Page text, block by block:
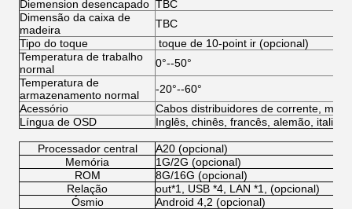
Diemension desencapado TBC
Dimensão da caixa de
madeira
TBC
Tipo do toque
toque de 10-point ir (opcional)
Temperatura de trabalho
normal
0°--50°
Temperatura de
armazenamento normal
-20°--60°
Acessório
Cabos distribuidores de corrente,
Língua de OSD
Inglês, chinês, francês, alemão,
Processador central
A20 (opcional)
Memória
1G/2G (opcional)
ROM
8G/16G (opcional)
Relação
out*1, USB *4, LAN *1, (opcional)
Ósmio
Android 4,2 (opcional)